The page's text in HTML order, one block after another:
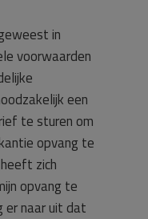
in
voorwaarden
een
te sturen om
opvang te
zich
opvang te
er naar uit dat